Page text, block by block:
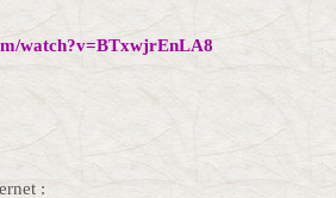
watch?v=BTxwjrEnLA8
: